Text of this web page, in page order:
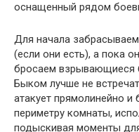
оснащенный рядом
Для начала
(если они есть), а пока
бросаем взрывающиеся
Быком лучше не
атакует прямолинейно и
периметру комнаты,
подыскивая моменты